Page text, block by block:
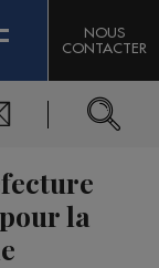
NOUS
CONTACTER
la